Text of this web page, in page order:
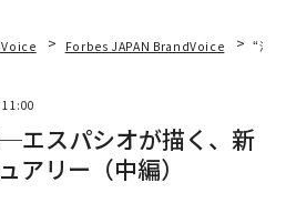
Forbes JAPAN BrandVoice “泊
エスパシオが描く、新
アリー（中編）